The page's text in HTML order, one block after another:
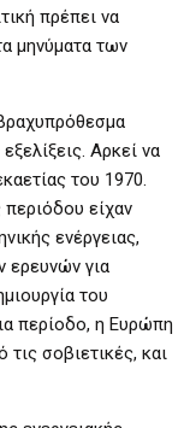
πρέπει να
μηνύματα των
Αρκεί να
του 1970.
είχαν
ενέργειας,
ερευνών για
του
περίοδο, η Ευρώπη
σοβιετικές, και